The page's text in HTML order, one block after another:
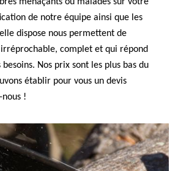
de notre équipe ainsi que les
dispose nous permettent de
complet et qui répond
Nos prix sont les plus bas du
établir pour vous un devis
!